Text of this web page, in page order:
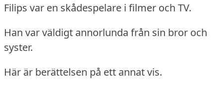
Filips var en skådespelare i filmer och TV.
Han var väldigt annorlunda från sin bror och
syster.
Här är berättelsen på ett annat vis.